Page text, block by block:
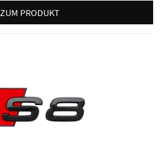
ZUM PRODUKT